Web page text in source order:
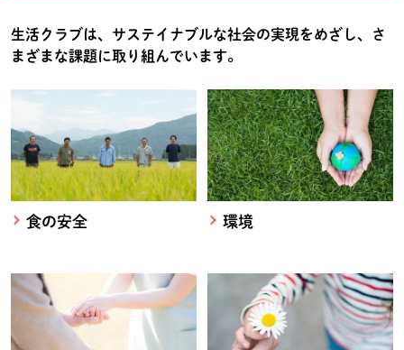
生活クラブは、サステイナブルな社会の実現をめざし、さ
まざまな課題に取り組んでいます。
食の安全 環境